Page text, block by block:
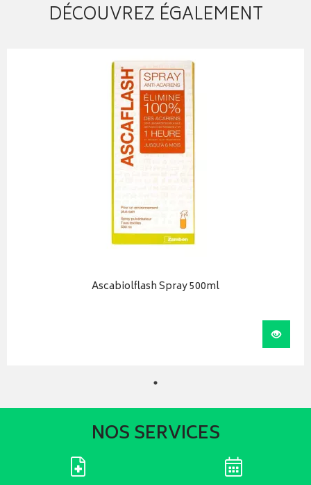
DÉCOUVREZ ÉGALEMENT
Ascabiolflash Spray 500ml
NOS SERVICES